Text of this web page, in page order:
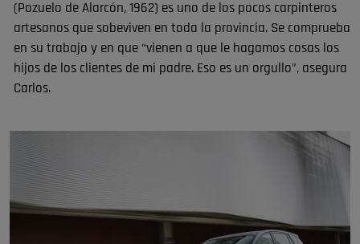
(Pozuelo de Alarcón, 1962) es uno de los pocos carpinteros
artesanos que sobeviven en toda la provincia. Se comprueba
en su trabajo y en que “vienen a que le hagamos cosas los
hijos de los clientes de mi padre. Eso es un orgullo”, asegura
Carlos.